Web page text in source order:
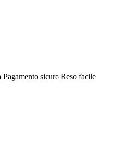
Pagamento sicuro Reso facile